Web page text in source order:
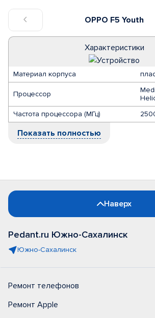
OPPO F5 Youth
Характеристики
Материал корпуса
Процессор
Частота процессора (МГц)
Показать полностью
Наверх
Pedant.ru Южно-Сахалинск
Южно-Сахалинск
Ремонт телефонов
Ремонт Apple